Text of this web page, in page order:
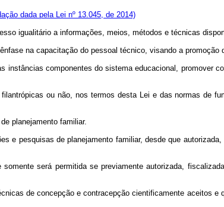
dada pela Lei nº 13.045, de 2014)
igualitário a informações, meios, métodos e técnicas
na capacitação do pessoal técnico, visando a promoção
componentes do sistema educacional, promover
ou não, nos termos desta Lei e das normas de
planejamento familiar.
e pesquisas de planejamento familiar, desde que
será permitida se previamente autorizada,
de concepção e contracepção cientificamente aceitos